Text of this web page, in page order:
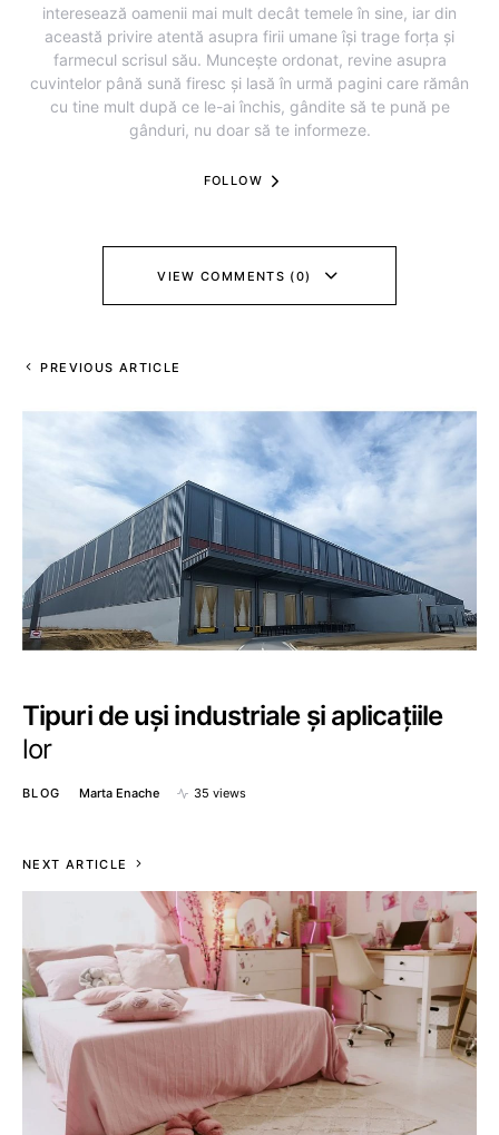
interesează oamenii mai mult decât temele în sine, iar din
această privire atentă asupra firii umane își trage forța și
farmecul scrisul său. Muncește ordonat, revine asupra
cuvintelor până sună firesc și lasă în urmă pagini care rămân
cu tine mult după ce le-ai închis, gândite să te pună pe
gânduri, nu doar să te informeze.
FOLLOW
VIEW COMMENTS (0)
PREVIOUS ARTICLE
Tipuri de uși industriale și aplicațiile
lor
BLOG Marta Enache 35 views
NEXT ARTICLE